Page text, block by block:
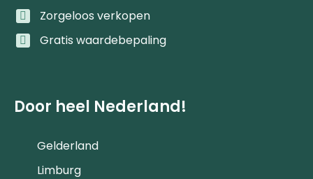
Zorgeloos verkopen
Gratis waardebepaling
Door heel Nederland!
Gelderland
Limburg